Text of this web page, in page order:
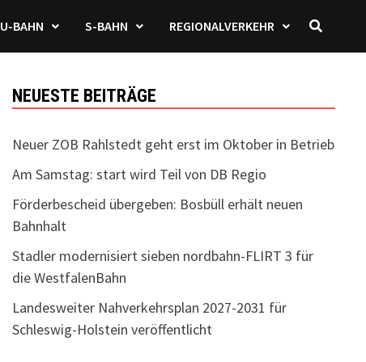
U-BAHN S-BAHN REGIONALVERKEHR
NEUESTE BEITRÄGE
Neuer ZOB Rahlstedt geht erst im Oktober in Betrieb
Am Samstag: start wird Teil von DB Regio
Förderbescheid übergeben: Bosbüll erhält neuen
Bahnhalt
Stadler modernisiert sieben nordbahn-FLIRT 3 für
die WestfalenBahn
Landesweiter Nahverkehrsplan 2027-2031 für
Schleswig-Holstein veröffentlicht